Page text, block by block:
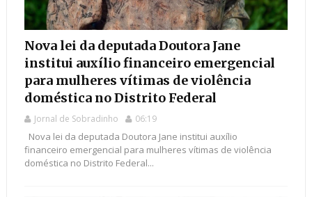
Nova lei da deputada Doutora Jane
institui auxílio financeiro emergencial
para mulheres vítimas de violência
doméstica no Distrito Federal
Jornal de Sobradinho 06:19
Nova lei da deputada Doutora Jane institui auxílio
financeiro emergencial para mulheres vítimas de violência
doméstica no Distrito Federal...